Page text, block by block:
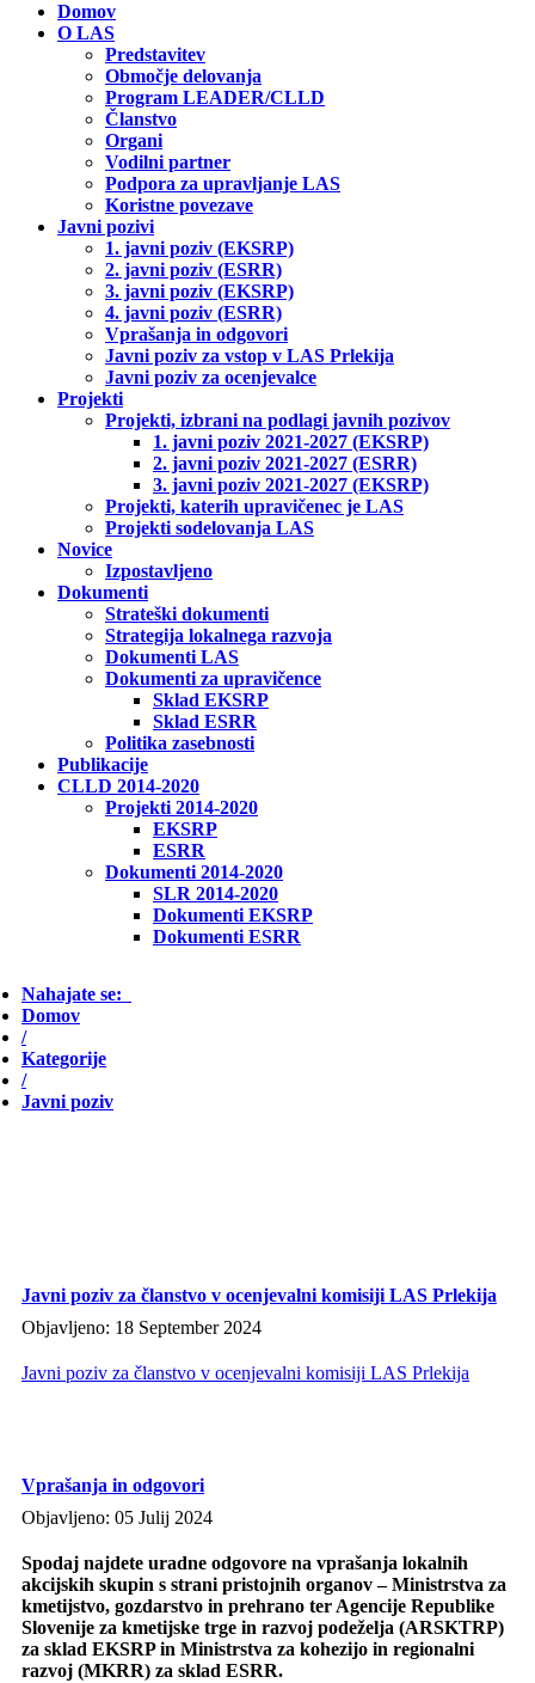
Domov
O LAS
Predstavitev
Območje delovanja
Program LEADER/CLLD
Članstvo
Organi
Vodilni partner
Podpora za upravljanje LAS
Koristne povezave
Javni pozivi
1. javni poziv (EKSRP)
2. javni poziv (ESRR)
3. javni poziv (EKSRP)
4. javni poziv (ESRR)
Vprašanja in odgovori
Javni poziv za vstop v LAS Prlekija
Javni poziv za ocenjevalce
Projekti
Projekti, izbrani na podlagi javnih pozivov
1. javni poziv 2021-2027 (EKSRP)
2. javni poziv 2021-2027 (ESRR)
3. javni poziv 2021-2027 (EKSRP)
Projekti, katerih upravičenec je LAS
Projekti sodelovanja LAS
Novice
Izpostavljeno
Dokumenti
Strateški dokumenti
Strategija lokalnega razvoja
Dokumenti LAS
Dokumenti za upravičence
Sklad EKSRP
Sklad ESRR
Politika zasebnosti
Publikacije
CLLD 2014-2020
Projekti 2014-2020
EKSRP
ESRR
Dokumenti 2014-2020
SLR 2014-2020
Dokumenti EKSRP
Dokumenti ESRR
Nahajate se:
Domov
/
Kategorije
/
Javni poziv
Javni poziv za članstvo v ocenjevalni komisiji LAS Prlekija
Objavljeno: 18 September 2024
Javni poziv za članstvo v ocenjevalni komisiji LAS Prlekija
Vprašanja in odgovori
Objavljeno: 05 Julij 2024
Spodaj najdete uradne odgovore na vprašanja lokalnih
akcijskih skupin s strani pristojnih organov – Ministrstva za
kmetijstvo, gozdarstvo in prehrano ter Agencije Republike
Slovenije za kmetijske trge in razvoj podeželja (ARSKTRP)
za sklad EKSRP in Ministrstva za kohezijo in regionalni
razvoj (MKRR) za sklad ESRR.